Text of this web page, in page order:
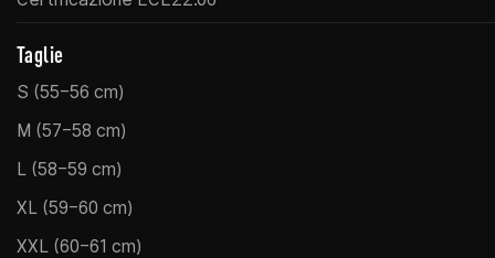
Taglie
S (55–56 cm)
M (57–58 cm)
L (58–59 cm)
XL (59–60 cm)
XXL (60–61 cm)